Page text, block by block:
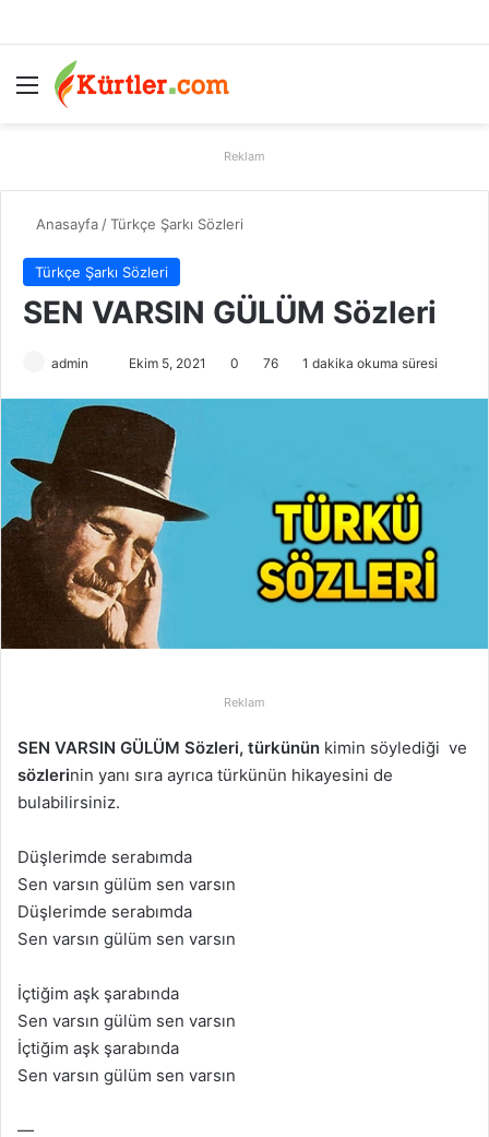
Menü
Reklam
Anasayfa /Türkçe Şarkı Sözleri
Türkçe Şarkı Sözleri
SEN VARSIN GÜLÜM Sözleri
admin
-
o
s
t
a
g
ö
r
m
e
Ekim 5, 2021 0 76 1 dakika okuma süresi
Reklam
SEN VARSIN GÜLÜM Sözleri, türkünün kimin söylediği ve
sözlerinin yanı sıra ayrıca türkünün hikayesini de
bulabilirsiniz.
Düşlerimde serabımda
Sen varsın gülüm sen varsın
Düşlerimde serabımda
Sen varsın gülüm sen varsın
İçtiğim aşk şarabında
Sen varsın gülüm sen varsın
İçtiğim aşk şarabında
Sen varsın gülüm sen varsın
—